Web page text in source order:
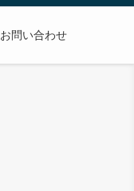
お問い合わせ